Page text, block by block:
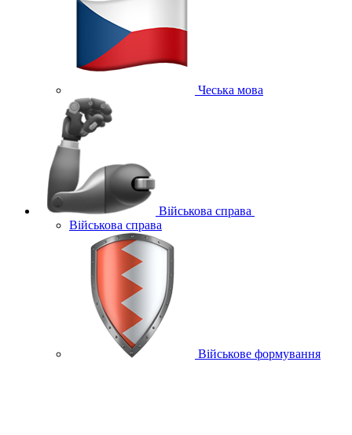
Чеська мова
Військова справа
Військова справа
Військове формування